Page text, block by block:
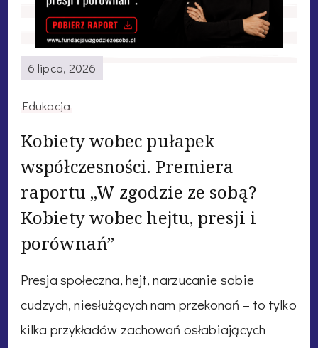
6 lipca, 2026
Edukacja
Kobiety wobec pułapek
współczesności. Premiera
raportu „W zgodzie ze sobą?
Kobiety wobec hejtu, presji i
porównań”
Presja społeczna, hejt, narzucanie sobie
cudzych, niesłużących nam przekonań – to tylko
kilka przykładów zachowań osłabiających